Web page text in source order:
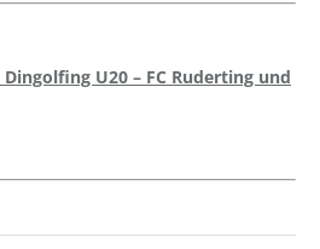
U20 – FC Ruderting und